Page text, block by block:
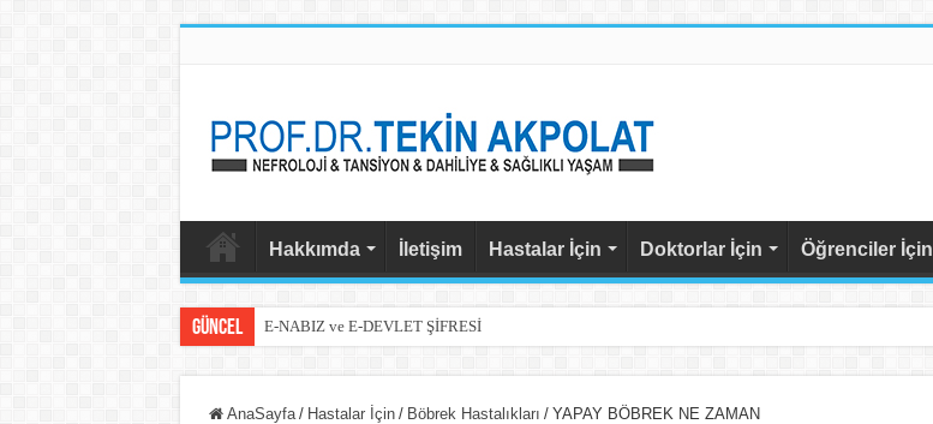
Hakkımda İletişim Hastalar İçin Doktorlar İçin Öğrenciler İçin
Güncel E-NABIZ ve E-DEVLET ŞİFRESİ
KAYA TUZU VE TANSİYON
AnaSayfa / Hastalar İçin / Böbrek Hastalıkları / YAPAY BÖBREK NE ZAMAN